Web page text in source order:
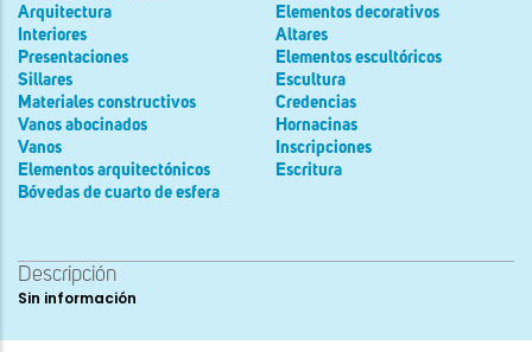
Arquitectura
Interiores
Presentaciones
Sillares
Materiales constructivos
Vanos abocinados
Vanos
Elementos arquitectónicos
Bóvedas de cuarto de esfera
Elementos decorativos
Altares
Elementos escultóricos
Escultura
Credencias
Hornacinas
Inscripciones
Escritura
Descripción
Sin información